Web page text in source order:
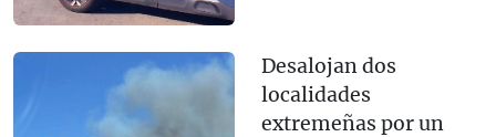
Desalojan dos
localidades
extremeñas por un